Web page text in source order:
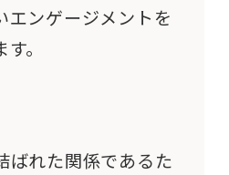
エンゲージメントを
。
ばれた関係であるた